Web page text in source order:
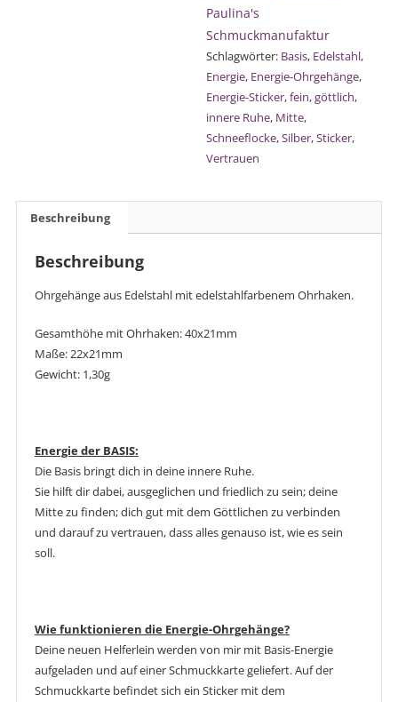
Paulina's
Schmuckmanufaktur
Schlagwörter: Basis, Edelstahl,
Energie, Energie-Ohrgehänge,
Energie-Sticker,fein,göttlich,
innere Ruhe, Mitte,
Schneeflocke,Silber,Sticker,
Vertrauen
Beschreibung
Beschreibung
Ohrgehänge aus Edelstahl mit edelstahlfarbenem Ohrhaken.
Gesamthöhe mit Ohrhaken: 40x21mm
Maße: 22x21mm
Gewicht: 1,30g
Energie der BASIS:
Die Basis bringt dich in deine innere Ruhe.
Sie hilft dir dabei, ausgeglichen und friedlich zu sein; deine
Mitte zu finden; dich gut mit dem Göttlichen zu verbinden
und darauf zu vertrauen, dass alles genauso ist, wie es sein
soll.
Wie funktionieren die Energie-Ohrgehänge?
Deine neuen Helferlein werden von mir mit Basis-Energie
aufgeladen und auf einer Schmuckkarte geliefert. Auf der
Schmuckkarte befindet sich ein Sticker mit dem